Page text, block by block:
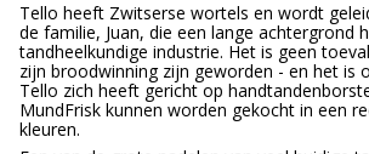
Tello heeft Zwitserse wortels en wordt
de familie, Juan, die een lange achtergrond
tandheelkundige industrie. Het is geen
zijn broodwinning zijn geworden - en het is
Tello zich heeft gericht op
MundFrisk kunnen worden gekocht in een
kleuren.